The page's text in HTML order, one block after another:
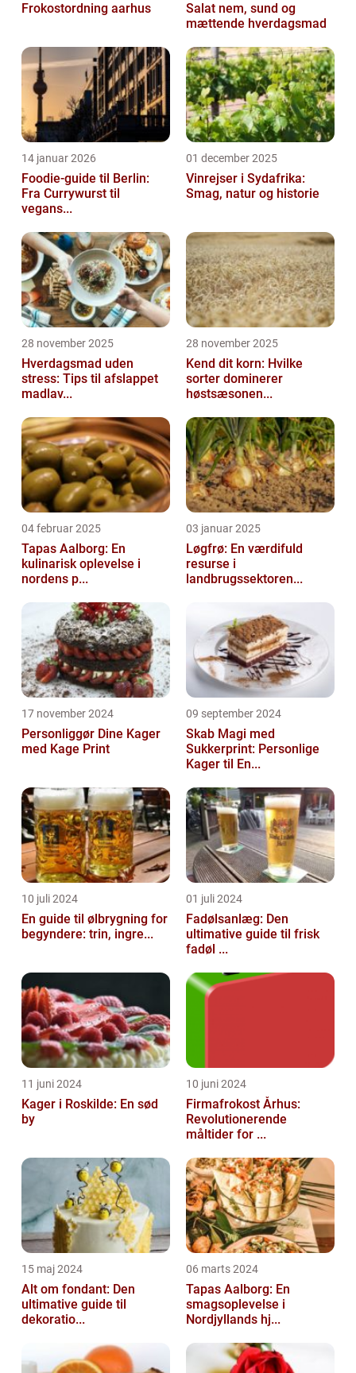
Frokostordning aarhus
Salat nem, sund og
mættende hverdagsmad
14 januar 2026
Foodie-guide til Berlin:
Fra Currywurst til
vegans...
01 december 2025
Vinrejser i Sydafrika:
Smag, natur og historie
28 november 2025
Hverdagsmad uden
stress: Tips til afslappet
madlav...
28 november 2025
Kend dit korn: Hvilke
sorter dominerer
høstsæsonen...
04 februar 2025
Tapas Aalborg: En
kulinarisk oplevelse i
nordens p...
03 januar 2025
Løgfrø: En værdifuld
resurse i
landbrugssektoren...
17 november 2024
Personliggør Dine Kager
med Kage Print
09 september 2024
Skab Magi med
Sukkerprint: Personlige
Kager til En...
10 juli 2024
En guide til ølbrygning for
begyndere: trin, ingre...
01 juli 2024
Fadølsanlæg: Den
ultimative guide til frisk
fadøl ...
11 juni 2024
Kager i Roskilde: En sød
by
10 juni 2024
Firmafrokost Århus:
Revolutionerende
måltider for ...
15 maj 2024
Alt om fondant: Den
ultimative guide til
dekoratio...
06 marts 2024
Tapas Aalborg: En
smagsoplevelse i
Nordjyllands hj...